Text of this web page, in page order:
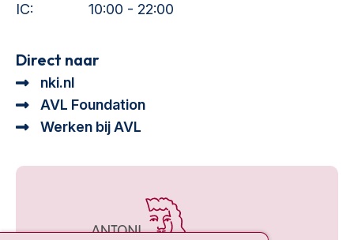
IC:
10:00 - 22:00
Direct naar
nki.nl
AVL Foundation
Werken bij AVL